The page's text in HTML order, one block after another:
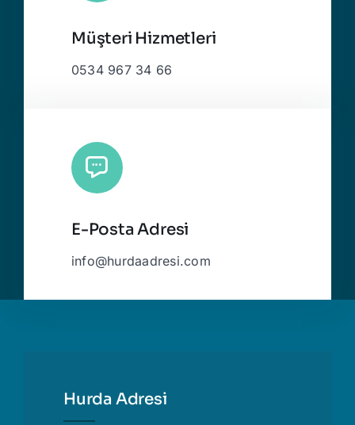
Müşteri Hizmetleri
0534 967 34 66
E-Posta Adresi
info@hurdaadresi.com
Hurda Adresi